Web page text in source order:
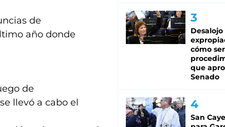
de
año donde
de
llevó a cabo el
cómo
que
Senado
San